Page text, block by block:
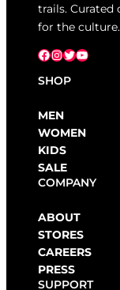
trails. Curated
for the culture.
Facebook InstagramX YouTube
SHOP
MEN
WOMEN
KIDS
SALE
COMPANY
ABOUT
STORES
CAREERS
PRESS
SUPPORT